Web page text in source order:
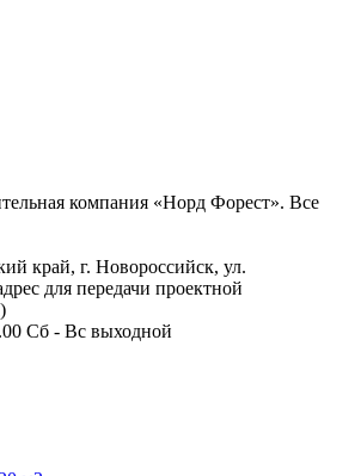
компания «Норд Форест». Все
край, г. Новороссийск, ул.
для передачи проектной
Сб - Вс выходной